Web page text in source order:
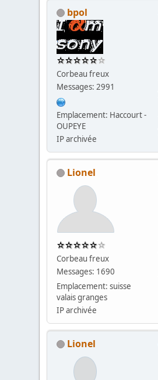
bpol
Corbeau freux
Messages: 2991
Emplacement: Haccourt -
OUPEYE
IP archivée
Lionel
Corbeau freux
Messages: 1690
Emplacement: suisse
valais granges
IP archivée
Lionel